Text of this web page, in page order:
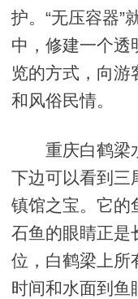
护。“无压容器”
中，修建一个透
览的方式，向游
和风俗民情。
重庆白鹤梁水
下边可以看到三
镇馆之宝。它的
石鱼的眼睛正是
位，白鹤梁上所
时间和水面到鱼